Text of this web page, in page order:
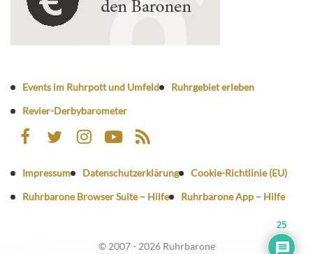
Events im Ruhrpott und Umfeld
Ruhrgebiet erleben
Revier-Derbybarometer
Impressum Datenschutzerklärung
Cookie-Richtlinie (EU)
Ruhrbarone Browser Suite – Hilfe
Ruhrbarone App – Hilfe
© 2007 - 2026 Ruhrbarone
25